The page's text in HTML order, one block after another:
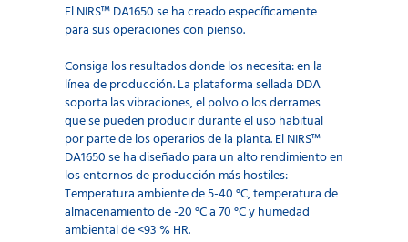
El NIRS™ DA1650 se ha creado específicamente
para sus operaciones con pienso.
Consiga los resultados donde los necesita: en la
línea de producción. La plataforma sellada DDA
soporta las vibraciones, el polvo o los derrames
que se pueden producir durante el uso habitual
por parte de los operarios de la planta. El NIRS™
DA1650 se ha diseñado para un alto rendimiento en
los entornos de producción más hostiles:
Temperatura ambiente de 5-40 °C, temperatura de
almacenamiento de -20 °C a 70 °C y humedad
ambiental de <93 % HR.